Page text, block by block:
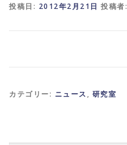
投稿日: 2012年2月21日 投稿者:
カテゴリー: ニュース , 研究室